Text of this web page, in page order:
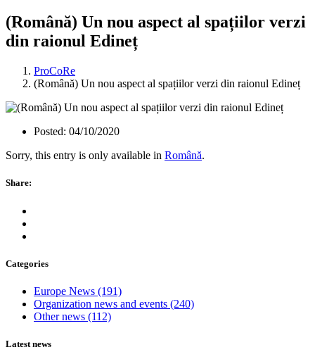
(Română) Un nou aspect al spațiilor verzi
din raionul Edineț
ProCoRe
(Română) Un nou aspect al spațiilor verzi din raionul Edineț
Posted: 04/10/2020
Sorry, this entry is only available in Română.
Share:
Categories
Europe News (191)
Organization news and events (240)
Other news (112)
Latest news